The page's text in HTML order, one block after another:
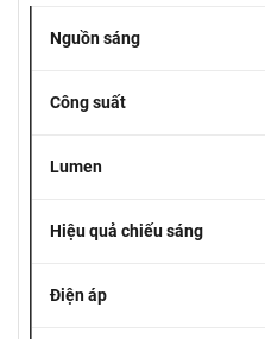
Nguồn sáng
Công suất
Lumen
Hiệu quả chiếu sáng
Điện áp